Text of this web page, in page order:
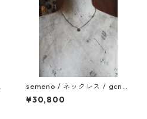
semeno / ネックレス / gcn-
07 / 25aw
¥30,800